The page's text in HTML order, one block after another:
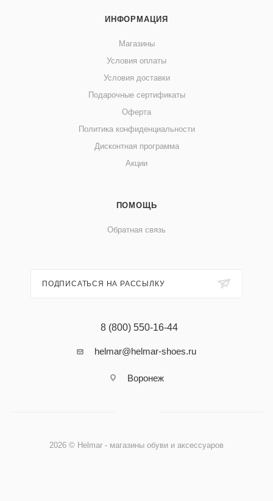
ИНФОРМАЦИЯ
Магазины
Условия оплаты
Условия доставки
Подарочные сертификаты
Оферта
Политика конфиденциальности
Дисконтная программа
Акции
ПОМОЩЬ
Обратная связь
ПОДПИСАТЬСЯ НА РАССЫЛКУ
8 (800) 550-16-44
helmar@helmar-shoes.ru
Воронеж
2026 © Helmar - магазины обуви и аксессуаров